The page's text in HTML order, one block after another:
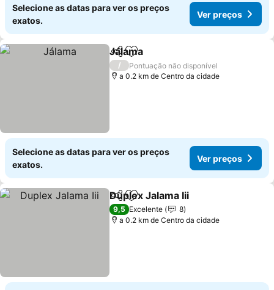
Selecione as datas para ver os preços
exatos.
Ver preços
PartilharAdicionar aos favoritos
Jálama
/
Pontuação não disponível
a 0.2 km de Centro da cidade
Selecione as datas para ver os preços
exatos.
Ver preços
PartilharAdicionar aos favoritos
Duplex Jalama Iii
9,5 Excelente
8
a 0.2 km de Centro da cidade